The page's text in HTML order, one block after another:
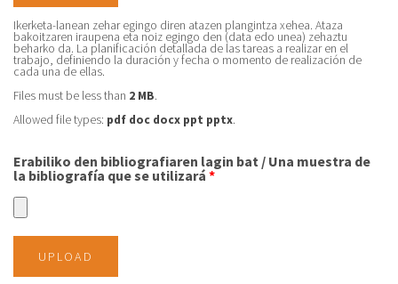
Ikerketa-lanean zehar egingo diren atazen plangintza xehea. Ataza
bakoitzaren iraupena eta noiz egingo den (data edo unea) zehaztu
beharko da. La planificación detallada de las tareas a realizar en el
trabajo, definiendo la duración y fecha o momento de realización de
cada una de ellas.
Files must be less than 2 MB.
Allowed file types: pdf doc docx ppt pptx.
Erabiliko den bibliografiaren lagin bat / Una muestra de
la bibliografía que se utilizará *
UPLOAD